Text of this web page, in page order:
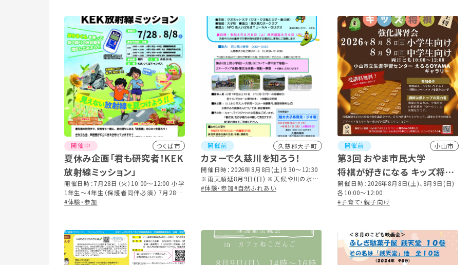
開催中 つくば市
夏休み企画「君も研究者！KEK
放射線ミッション」
開催日時：7月28日（火）10:00～12:00 小学
1年生～4年生（保護者同伴必須） 7月28日
（火）14:00～16:00 小学5年生～中学3年生
須） 8月8日（土）14:00～16:00 小学5年生
～中学3年生（保護者同伴は任意） 事前申
し込み：必要・先着順
#体験・参加
開催前 久慈郡大子町
カヌーで久慈川を知ろう！
開催日時：2026年8月8日(土)9:30～12:30
※雨天順延8月9日(日) ※天候や川の水量
等で行事内容を変更する場合は、事前にご
#体験・参加#自然ふれあい
開催前 小山市
第3回 おやま市民大学
将棋が好きになる キッズ将棋
強化講習会
開催日時：2026年8月8日(土)、8月9日(日)
各10:00～12:00
#子育て・親子向け